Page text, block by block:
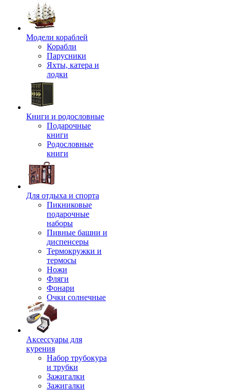
Модели кораблей
Корабли
Парусники
Яхты, катера и
лодки
Книги и родословные
Подарочные
книги
Родословные
книги
Для отдыха и спорта
Пикниковые
подарочные
наборы
Пивные башни и
диспенсеры
Термокружки и
термосы
Ножи
Фляги
Фонари
Очки солнечные
Аксессуары для
курения
Набор трубокура
и трубки
Зажигалки
Зажигалки